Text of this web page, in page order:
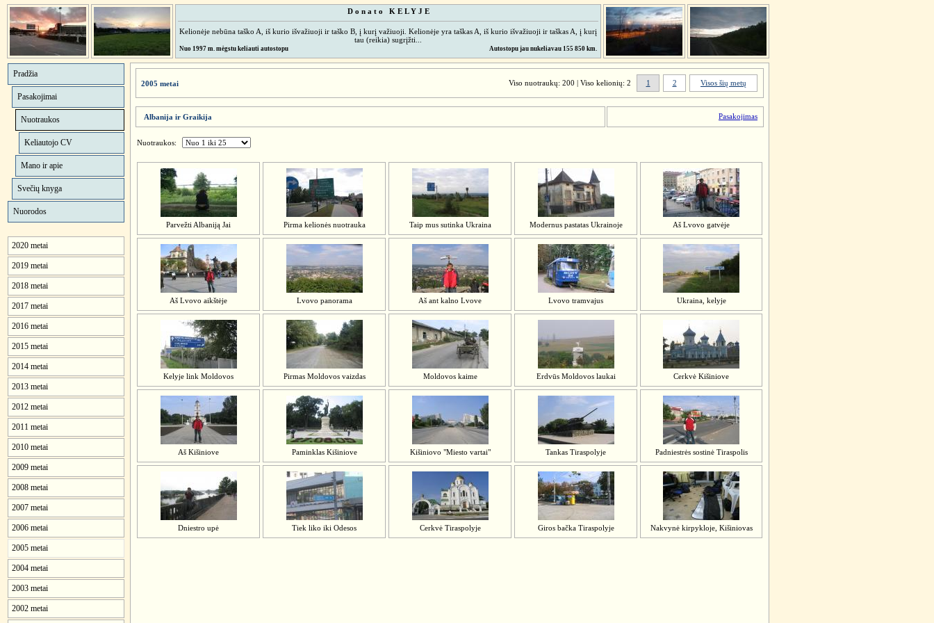
D o n a t o K E L Y J E
Kelionėje nebūna taško A, iš kurio išvažiuoji ir taško B, į kurį važiuoji. Kelionėje yra taškas A, iš kurio išvažiuoji ir taškas A, į kurį
tau (reikia) sugrįžti...
Nuo 1997 m. mėgstu keliauti autostopu Autostopu jau nukeliavau 155 850 km.
Pradžia
Pasakojimai
Nuotraukos
Keliautojo CV
Mano ir apie
Svečių knyga
Nuorodos
2020 metai
2019 metai
2018 metai
2017 metai
2016 metai
2015 metai
2014 metai
2013 metai
2012 metai
2011 metai
2010 metai
2009 metai
2008 metai
2007 metai
2006 metai
2005 metai
2004 metai
2003 metai
2002 metai
2005 metai Viso nuotraukų: 200 | Viso kelionių: 2 1 2 Visos šių metų
Albanija ir Graikija Pasakojimas
Nuotraukos:
Parvežti Albaniją Jai Pirma kelionės nuotrauka Taip mus sutinka Ukraina Modernus pastatas Ukrainoje Aš Lvovo gatvėje
Aš Lvovo aikštėje Lvovo panorama Aš ant kalno Lvove Lvovo tramvajus Ukraina, kelyje
Kelyje link Moldovos Pirmas Moldovos vaizdas Moldovos kaime Erdvūs Moldovos laukai Cerkvė Kišiniove
Aš Kišiniove Paminklas Kišiniove Kišiniovo "Miesto vartai" Tankas Tiraspolyje Padniestrės sostinė Tiraspolis
Dniestro upė Tiek liko iki Odesos Cerkvė Tiraspolyje Giros bačka Tiraspolyje Nakvynė kirpykloje, Kišiniovas